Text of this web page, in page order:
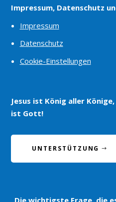
Impressum, Datenschutz
Impressum
Datenschutz
Cookie-Einstellungen
Jesus ist König aller
ist Gott!
UNTERSTÜTZUNG